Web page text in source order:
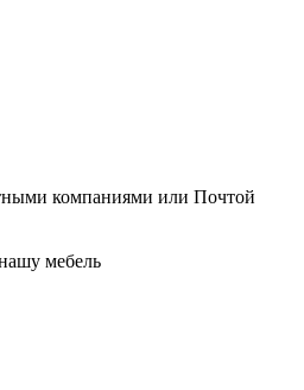
компаниями или Почтой
мебель